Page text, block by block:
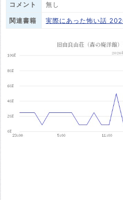
コメント 無し
関連書籍 実際にあった怖い話